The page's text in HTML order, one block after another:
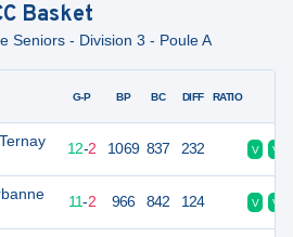
Basket
Seniors - Division 3 - Poule A
G-P BP BC DIFF RATIO
26 14 12-2 1069 837 232 V V
14 11-2 966 842 124 V V